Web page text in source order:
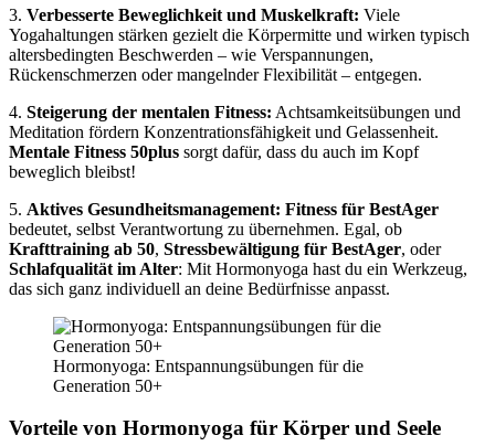
3. Verbesserte Beweglichkeit und Muskelkraft: Viele
Yogahaltungen stärken gezielt die Körpermitte und wirken typisch
altersbedingten Beschwerden – wie Verspannungen,
Rückenschmerzen oder mangelnder Flexibilität – entgegen.
4. Steigerung der mentalen Fitness: Achtsamkeitsübungen und
Meditation fördern Konzentrationsfähigkeit und Gelassenheit.
Mentale Fitness 50plus sorgt dafür, dass du auch im Kopf
beweglich bleibst!
5. Aktives Gesundheitsmanagement: Fitness für BestAger
bedeutet, selbst Verantwortung zu übernehmen. Egal, ob
Krafttraining ab 50, Stressbewältigung für BestAger, oder
Schlafqualität im Alter: Mit Hormonyoga hast du ein Werkzeug,
das sich ganz individuell an deine Bedürfnisse anpasst.
Hormonyoga: Entspannungsübungen für die
Generation 50+
Vorteile von Hormonyoga für Körper und Seele